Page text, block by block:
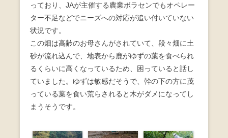
っており、JAが主催する農業ボラセンでもオペレー
ター不足などでニーズへの対応が追い付いていない
状況です。
この畑は高齢のお母さんがされていて、段々畑に土
砂が流れ込んで、地表から鹿がゆずの葉を食べられ
るくらいに高くなっているため、困っていると話し
ていました。ゆずは敏感だそうで、幹の下の方に茂
っている葉を食い荒らされると木がダメになってし
まうそうです。